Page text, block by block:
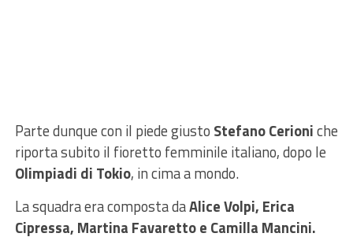
Parte dunque con il piede giusto Stefano Cerioniche
riporta subito il fioretto femminile italiano, dopo le
Olimpiadi di Tokio, in cima a mondo.
La squadra era composta daAlice Volpi, Erica
Cipressa, Martina Favaretto e Camilla Mancini.